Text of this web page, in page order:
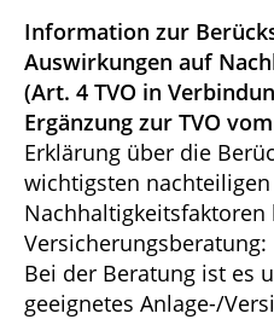
Information zur
Auswirkungen auf
(Art. 4 TVO in
Ergänzung zur TVO
Erklärung über die
wichtigsten
Nachhaltigkeitsfaktoren
Versicherungsberatung:
Bei der Beratung ist es
geeignetes Anlage-/